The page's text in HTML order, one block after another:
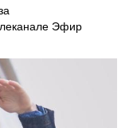
Эфир